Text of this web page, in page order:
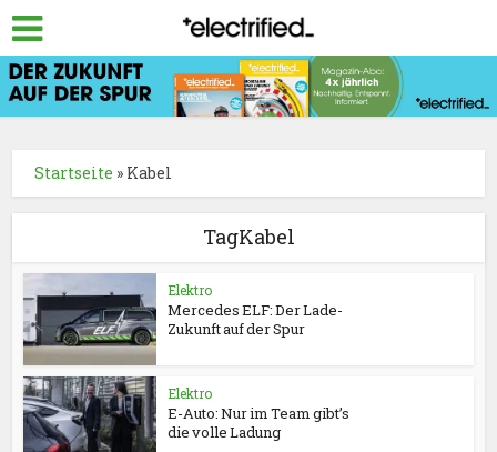
Startseite » Kabel
TagKabel
Elektro
Mercedes ELF: Der Lade-
Zukunft auf der Spur
Elektro
E-Auto: Nur im Team gibt’s
die volle Ladung